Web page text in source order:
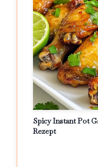
Spicy Instant Pot
Rezept